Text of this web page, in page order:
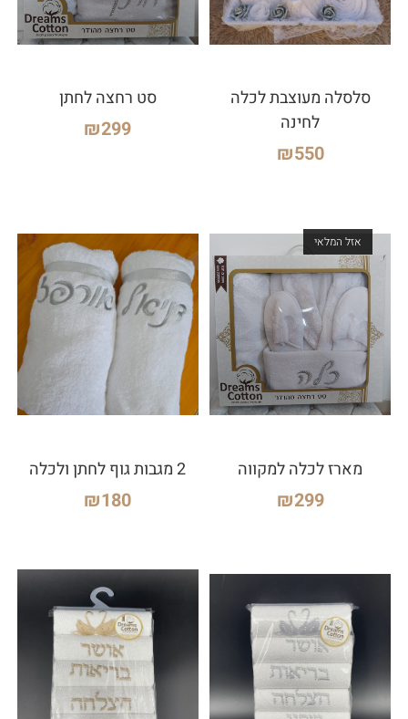
סלסלה מעוצבת לכלה
לחינה
₪550
סט רחצה לחתן
₪299
אזל המלאי
מארז לכלה למקווה
₪299
2 מגבות גוף לחתן ולכלה
₪180